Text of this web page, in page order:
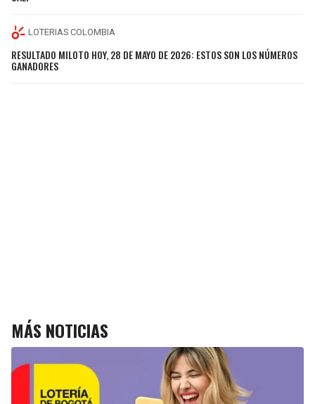
LOTERIAS COLOMBIA
RESULTADO MILOTO HOY, 28 DE MAYO DE 2026: ESTOS SON LOS NÚMEROS
GANADORES
MÁS NOTICIAS